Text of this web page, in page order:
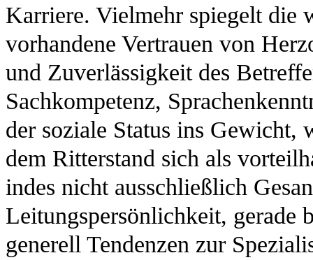
Karriere. Vielmehr spiegelt die
vorhandene Vertrauen von
und Zuverlässigkeit des
Sachkompetenz,
der soziale Status ins Gewicht,
dem Ritterstand sich als
indes nicht ausschließlich
Leitungspersönlichkeit, gerade
generell Tendenzen zur